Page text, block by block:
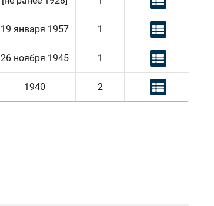
19 января 1957 1
26 ноября 1945 1
1940 2